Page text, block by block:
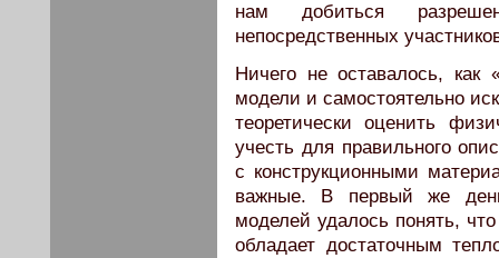
нам добиться
непосредственных
Ничего не оставалось, как
модели и самостоятельно
теоретически оценить
учесть для правильного
с конструкционными
важные. В первый же
моделей удалось понять,
обладает достаточным